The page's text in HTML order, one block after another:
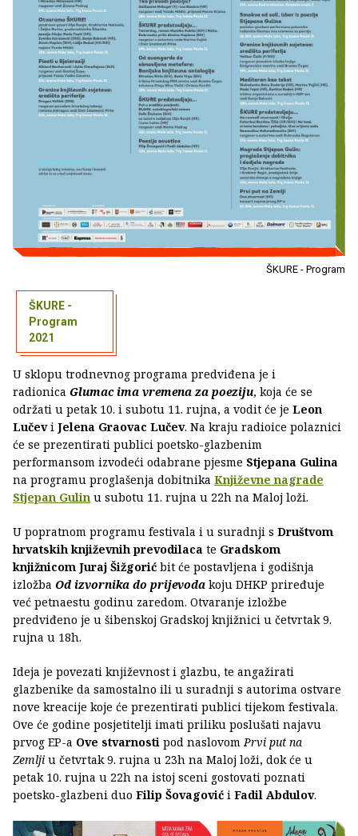
ŠKURE - Program
ŠKURE -
Program
2021
U sklopu trodnevnog programa predviđena je i
radionica Glumac ima vremena za poeziju, koja će se
održati u petak 10. i subotu 11. rujna, a vodit će je Leon
Lučevi Jelena Graovac Lučev. Na kraju radioice polaznici
će se prezentirati publici poetsko-glazbenim
performansom izvodeći odabrane pjesme Stjepana Gulina
na programu proglašenja dobitnika Književne nagrade
Stjepan Gulin u subotu 11. rujna u 22h na Maloj loži.
U popratnom programu festivala i u suradnji s Društvom
hrvatskih književnih prevodilaca te Gradskom
knjižnicom Juraj Šižgorić bit će postavljena i godišnja
izložba Od izvornika do prijevoda koju DHKP priređuje
već petnaestu godinu zaredom. Otvaranje izložbe
predviđeno je u šibenskoj Gradskoj knjižnici u četvrtak 9.
rujna u 18h.
Ideja je povezati književnost i glazbu, te angažirati
glazbenike da samostalno ili u suradnji s autorima ostvare
nove kreacije koje će prezentirati publici tijekom festivala.
Ove će godine posjetitelji imati priliku poslušati najavu
prvog EP-a Ove stvarnosti pod naslovomPrvi put na
Zemlji u četvrtak 9. rujna u 23h na Maloj loži, dok će u
petak 10. rujna u 22h na istoj sceni gostovati poznati
poetsko-glazbeni duo Filip Šovagović i Fadil Abdulov.